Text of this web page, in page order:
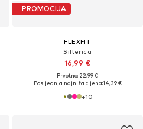
PROMOCIJA
FLEXFIT
Šilterica
16,99 €
Prvotno: 22,99 €
Posljednja najniža cijena:14,39 €
+10